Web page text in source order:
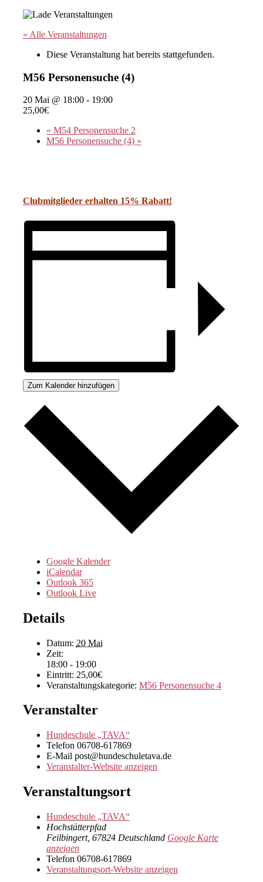
« Alle Veranstaltungen
Diese Veranstaltung hat bereits stattgefunden.
M56 Personensuche (4)
20 Mai @ 18:00- 19:00
25,00€
« M54 Personensuche 2
M56 Personensuche (4) »
Clubmitglieder erhalten 15% Rabatt!
Zum Kalender hinzufügen
Google Kalender
iCalendar
Outlook 365
Outlook Live
Details
Datum: 20 Mai
Zeit:
18:00 - 19:00
Eintritt: 25,00€
Veranstaltungskategorie: M56 Personensuche 4
Veranstalter
Hundeschule „TAVA“
Telefon 06708-617869
E-Mail post@hundeschuletava.de
Veranstalter-Website anzeigen
Veranstaltungsort
Hundeschule „TAVA“
Hochstätterpfad
Feilbingert, 67824 Deutschland Google Karte
anzeigen
Telefon 06708-617869
Veranstaltungsort-Website anzeigen